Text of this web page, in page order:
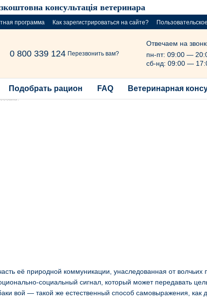
консультація ветеринара
программа Как зарегистрироваться на сайте?
0 800 339 124 Перезвонить вам?
Отвечаем на
пн-пт: 09:00 —
сб-нд: 09:00 —
Подобрать рацион FAQ Ветеринарная
её природной коммуникации, унаследованная от волчьих
социальный сигнал, который может передавать
вой — такой же естественный способ самовыражения, как